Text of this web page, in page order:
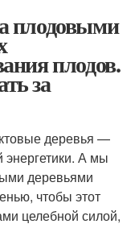
плодовыми
плодов.
за
деревья —
А мы
деревьями
чтобы этот
целебной силой,